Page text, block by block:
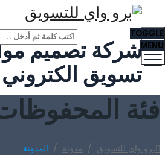
شركة تصميم
تسويق الكتروني
TOGGLE
MENU
فئة
برو واي للتسويق / مدونة / المدونة